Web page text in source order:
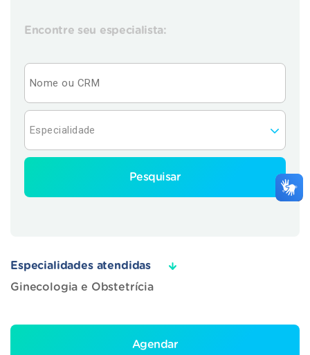
Encontre seu especialista:
Pesquisar
Especialidades atendidas
Ginecologia e Obstetrícia
Agendar